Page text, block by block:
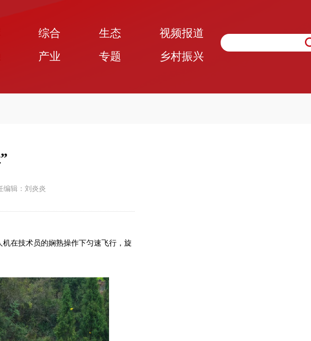
综合 生态
视频报道
产业 专题 乡村振兴
编辑：刘炎炎
在技术员的娴熟操作下匀速飞行，旋